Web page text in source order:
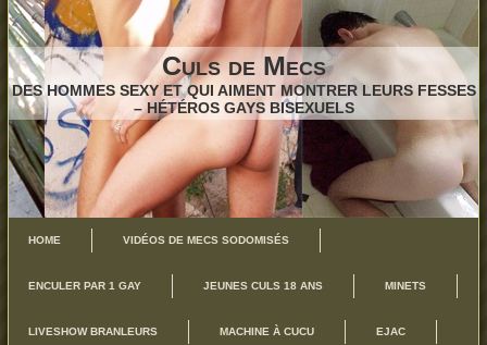
Culs de Mecs
DES HOMMES SEXY ET QUI AIMENT MONTRER LEURS FESSES
– HÉTÉROS GAYS BISEXUELS
HOME VIDÉOS DE MECS SODOMISÉS
ENCULER PAR 1 GAY JEUNES CULS 18 ANS MINETS
LIVESHOW BRANLEURS MACHINE À CUCU EJAC